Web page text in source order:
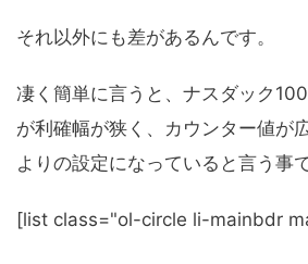
それ以外にも差があるんです。
凄く簡単に言うと、ナスダック
が利確幅が狭く、カウンター値が
よりの設定になっていると言う事で
[list class="ol-circle li-mainbdr